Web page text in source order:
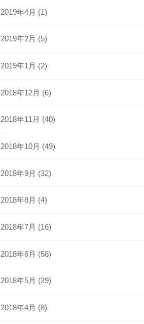
2019年4月 (1)
2019年2月 (5)
2019年1月 (2)
2018年12月 (6)
2018年11月 (40)
2018年10月 (49)
2018年9月 (32)
2018年8月 (4)
2018年7月 (16)
2018年6月 (58)
2018年5月 (29)
2018年4月 (8)